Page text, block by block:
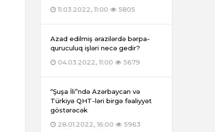
11.03.2022, 11:00
5805
Azad edilmiş ərazilərdə bərpa-
quruculuq işləri necə gedir?
04.03.2022, 11:00
5679
“Şuşa İli”ndə Azərbaycan və
Türkiyə QHT-ləri birgə fəaliyyət
göstərəcək
28.01.2022, 16:00
5963